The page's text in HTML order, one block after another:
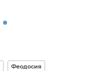
Феодосия